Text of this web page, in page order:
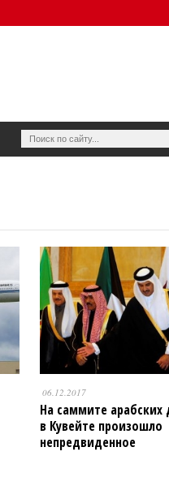
06.12.2017
На саммите арабских
в Кувейте произошло
непредвиденное